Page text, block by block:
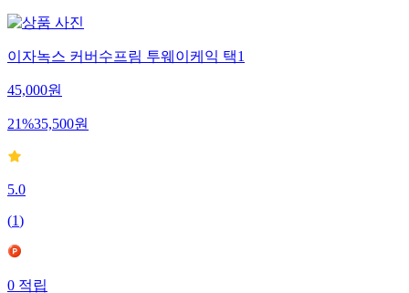
이자녹스 커버수프림 투웨이케익 택1
45,000원
21%35,500원
5.0
(1)
0 적립